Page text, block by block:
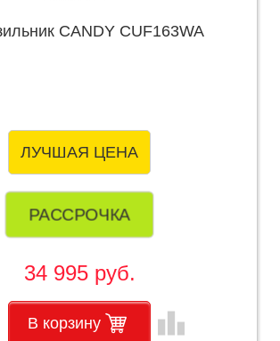
CANDY CUF163WA
ЛУЧШАЯ ЦЕНА
РАССРОЧКА
34 995 руб.
В корзину leaderboard